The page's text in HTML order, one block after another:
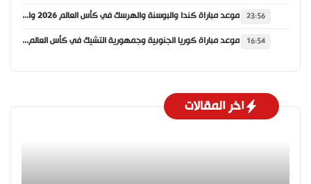
23:56 موعد مباراة كندا والبوسنة والهرسك في كأس العالم 2026 والقنوات الناقلة
16:54 موعد مباراة كوريا الجنوبية وجمهورية التشيك في كأس العالم 2026 والقنوات الناقلة
اخر المقالات